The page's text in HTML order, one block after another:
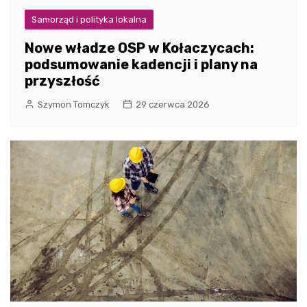
Samorząd i polityka lokalna
Nowe władze OSP w Kołaczycach:
podsumowanie kadencji i plany na
przyszłość
Szymon Tomczyk 29 czerwca 2026